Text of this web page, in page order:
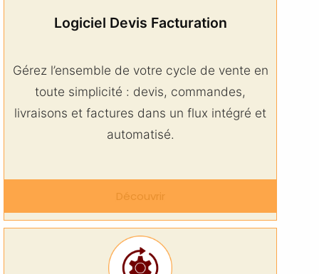
Logiciel Devis Facturation
Gérez l’ensemble de votre cycle de vente en
toute simplicité : devis, commandes,
livraisons et factures dans un flux intégré et
automatisé.
Découvrir